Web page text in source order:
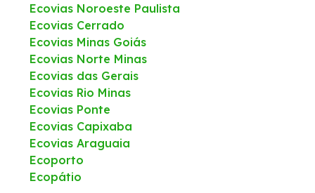
Monitoramento 24h – CCO
Socorro Mecânico
Socorro Médico
Faixa de domínio
Tráfego Mensal
Ecovias Noroeste Paulista
Ecovias Cerrado
Ecovias Minas Goiás
Ecovias Norte Minas
Ecovias das Gerais
Ecovias Rio Minas
Ecovias Ponte
Ecovias Capixaba
Ecovias Araguaia
Ecoporto
Ecopátio